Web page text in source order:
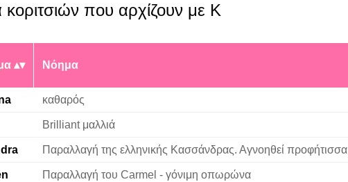
που αρχίζουν με K
Νόημα
καθαρός
Brilliant μαλλιά
Παραλλαγή της ελληνικής Κασσάνδρας. Αγνοηθεί προφήτισσα
Παραλλαγή του Carmel - γόνιμη οπωρώνα